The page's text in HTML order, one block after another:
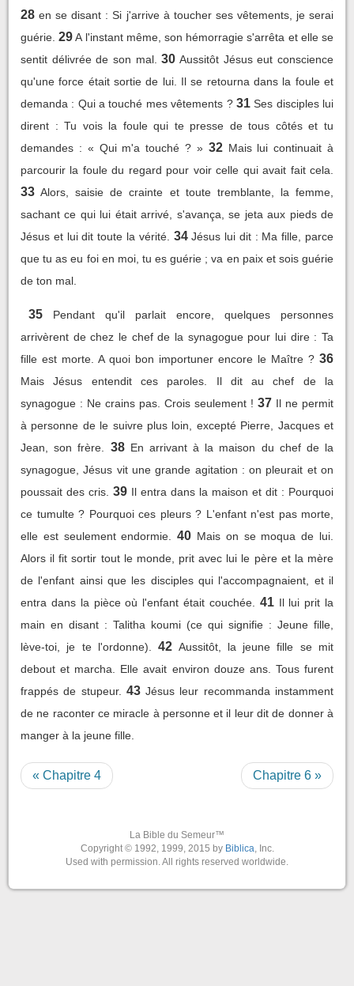
28 en se disant : Si j'arrive à toucher ses vêtements, je serai
guérie. 29 A l'instant même, son hémorragie s'arrêta et elle se
sentit délivrée de son mal. 30 Aussitôt Jésus eut conscience
qu'une force était sortie de lui. Il se retourna dans la foule et
demanda : Qui a touché mes vêtements ? 31 Ses disciples lui
dirent : Tu vois la foule qui te presse de tous côtés et tu
demandes : « Qui m'a touché ? » 32 Mais lui continuait à
parcourir la foule du regard pour voir celle qui avait fait cela.
33 Alors, saisie de crainte et toute tremblante, la femme,
sachant ce qui lui était arrivé, s'avança, se jeta aux pieds de
Jésus et lui dit toute la vérité. 34 Jésus lui dit : Ma fille, parce
que tu as eu foi en moi, tu es guérie ; va en paix et sois guérie
de ton mal.
35
Pendant qu'il parlait encore, quelques personnes
arrivèrent de chez le chef de la synagogue pour lui dire : Ta
fille est morte. A quoi bon importuner encore le Maître ? 36
Mais Jésus entendit ces paroles. Il dit au chef de la
synagogue : Ne crains pas. Crois seulement ! 37 Il ne permit
à personne de le suivre plus loin, excepté Pierre, Jacques et
Jean, son frère.
38 En arrivant à la maison du chef de la
synagogue, Jésus vit une grande agitation : on pleurait et on
poussait des cris. 39 Il entra dans la maison et dit : Pourquoi
ce tumulte ? Pourquoi ces pleurs ? L'enfant n'est pas morte,
elle est seulement endormie.
40 Mais on se moqua de lui.
Alors il fit sortir tout le monde, prit avec lui le père et la mère
de l'enfant ainsi que les disciples qui l'accompagnaient, et il
entra dans la pièce où l'enfant était couchée.
41 Il lui prit la
main en disant : Talitha koumi (ce qui signifie : Jeune fille,
lève-toi, je te l'ordonne).
42 Aussitôt, la jeune fille se mit
debout et marcha. Elle avait environ douze ans. Tous furent
frappés de stupeur. 43 Jésus leur recommanda instamment
de ne raconter ce miracle à personne et il leur dit de donner à
manger à la jeune fille.
« Chapitre 4 Chapitre 6 »
La Bible du Semeur™
Copyright © 1992, 1999, 2015 by Biblica, Inc.
Used with permission. All rights reserved worldwide.